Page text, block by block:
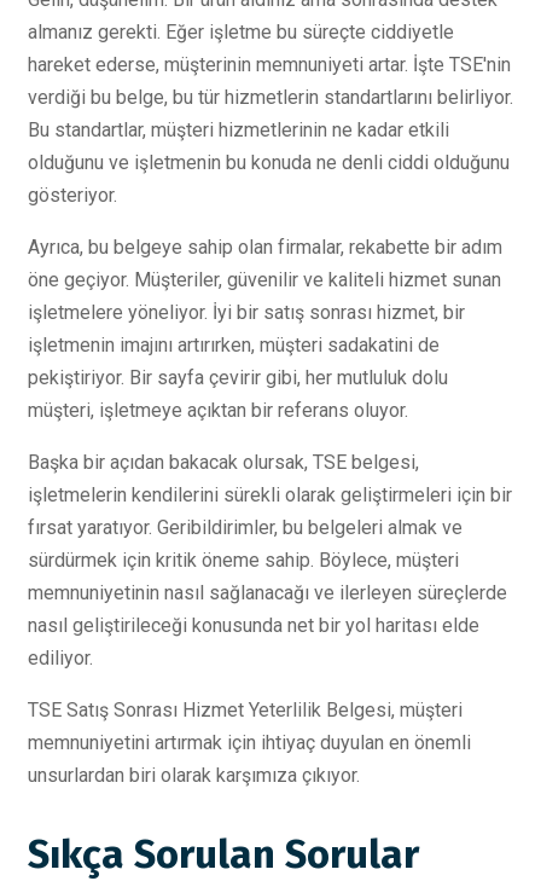
almanız gerekti. Eğer işletme bu süreçte ciddiyetle
hareket ederse, müşterinin memnuniyeti artar. İşte TSE'nin
verdiği bu belge, bu tür hizmetlerin standartlarını belirliyor.
Bu standartlar, müşteri hizmetlerinin ne kadar etkili
olduğunu ve işletmenin bu konuda ne denli ciddi olduğunu
gösteriyor.
Ayrıca, bu belgeye sahip olan firmalar, rekabette bir adım
öne geçiyor. Müşteriler, güvenilir ve kaliteli hizmet sunan
işletmelere yöneliyor. İyi bir satış sonrası hizmet, bir
işletmenin imajını artırırken, müşteri sadakatini de
pekiştiriyor. Bir sayfa çevirir gibi, her mutluluk dolu
müşteri, işletmeye açıktan bir referans oluyor.
Başka bir açıdan bakacak olursak, TSE belgesi,
işletmelerin kendilerini sürekli olarak geliştirmeleri için bir
fırsat yaratıyor. Geribildirimler, bu belgeleri almak ve
sürdürmek için kritik öneme sahip. Böylece, müşteri
memnuniyetinin nasıl sağlanacağı ve ilerleyen süreçlerde
nasıl geliştirileceği konusunda net bir yol haritası elde
ediliyor.
TSE Satış Sonrası Hizmet Yeterlilik Belgesi, müşteri
memnuniyetini artırmak için ihtiyaç duyulan en önemli
unsurlardan biri olarak karşımıza çıkıyor.
Sıkça Sorulan Sorular